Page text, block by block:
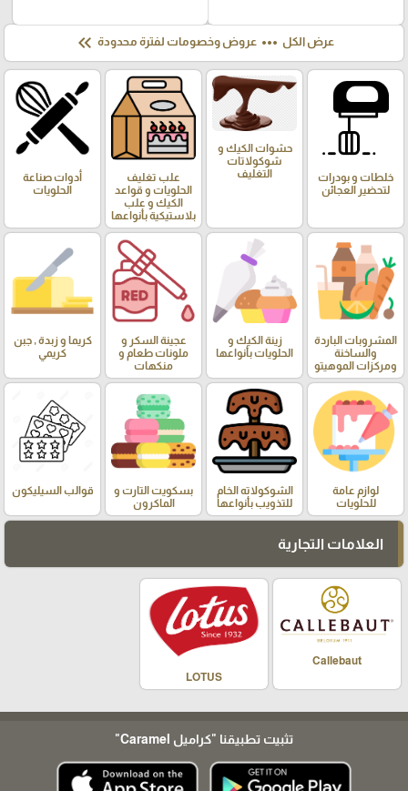
عرض الكل more_horiz عروض وخصومات لفترة محدودة keyboard_double_arrow_left
خلطات و بودرات
لتحضير العجائن
حشوات الكيك و
شوكولاتات
التغليف
علب تغليف
الحلويات و قواعد
الكيك و علب
بلاستيكية بأنواعها
أدوات صناعة
الحلويات
المشروبات الباردة
والساخنة
ومركزات الموهيتو
زينة الكيك و
الحلويات بأنواعها
عجينة السكر و
ملونات طعام و
منكهات
كريما و زبدة , جبن
كريمي
لوازم عامة
للحلويات
الشوكولاته الخام
للتذويب بأنواعها
بسكويت التارت و
الماكرون
قوالب السيليكون
العلامات التجارية
Callebaut
LOTUS
تثبيت تطبيقنا "كراميل Caramel"